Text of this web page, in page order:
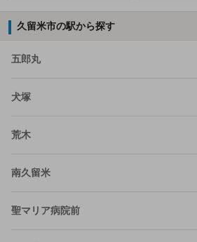
久留米市の駅から探す
五郎丸
犬塚
荒木
南久留米
聖マリア病院前